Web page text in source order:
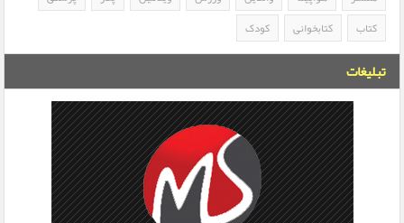
کتاب
کتابخوانی کودک
تبلیغات